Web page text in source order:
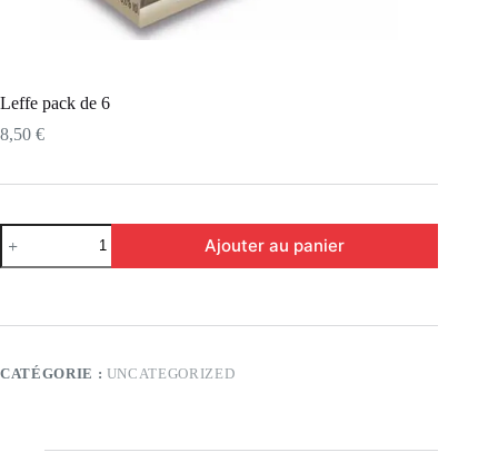
Leffe pack de 6
8,50 €
Ajouter au panier
CATÉGORIE : UNCATEGORIZED